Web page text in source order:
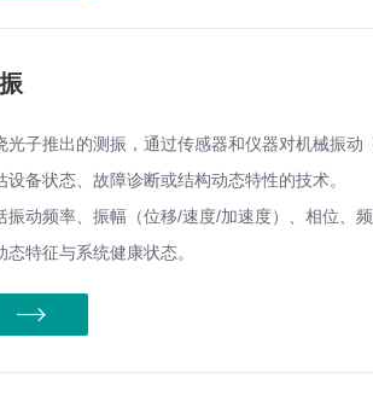
光子推出的测振，通过传感器和仪器对机械振
设备状态、故障诊断或结构动态特性的技术。
振动频率、振幅（位移/速度/加速度）、相位、
态特征与系统健康状态。